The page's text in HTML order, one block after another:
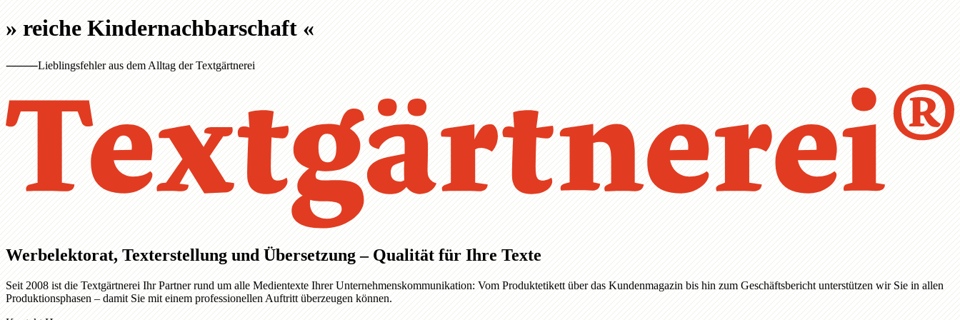
»reiche Kindernachbarschaft«
⸻Lieblingsfehler aus dem Alltag der Textgärtnerei
Werbelektorat, Texterstellung und Übersetzung – Qualität für Ihre Texte
Seit 2008 ist die Textgärtnerei Ihr Partner rund um alle Medientexte Ihrer Unternehmenskommunikation: Vom Produktetikett über das Kundenmagazin bis hin zum Geschäftsbericht unterstützen wir Sie in allen
Produktionsphasen – damit Sie mit einem professionellen Auftritt überzeugen können.